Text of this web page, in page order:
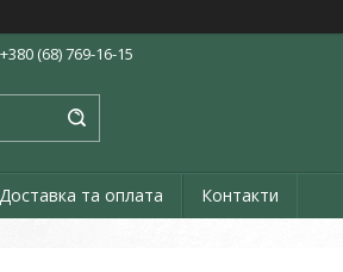
+380 (68) 769-16-15
Доставка та оплата Контакти